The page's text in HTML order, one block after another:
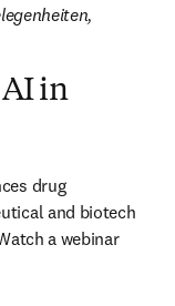
in
drug
and biotech
a webinar